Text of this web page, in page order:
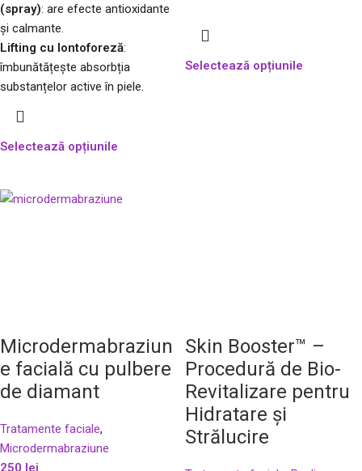
(spray): are efecte antioxidante
și calmante.
Lifting cu Iontoforeză:
îmbunătățește absorbția
substanțelor active în piele.
Selectează opțiunile
Selectează opțiunile
Microdermabraziun
e facială cu pulbere
de diamant
Tratamente faciale,
Microdermabraziune
250 lei
Skin Booster™ –
Procedură de Bio-
Revitalizare pentru
Hidratare și
Strălucire